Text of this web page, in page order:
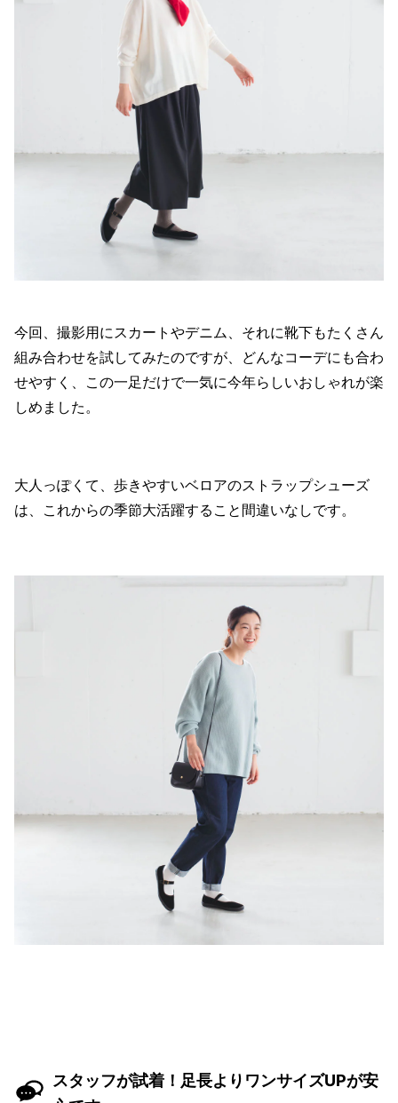
今回、撮影用にスカートやデニム、それに靴下もたくさん
組み合わせを試してみたのですが、どんなコーデにも合わ
せやすく、この一足だけで一気に今年らしいおしゃれが楽
しめました。
大人っぽくて、歩きやすいベロアのストラップシューズ
は、これからの季節大活躍すること間違いなしです。
スタッフが試着！足長よりワンサイズUPが安